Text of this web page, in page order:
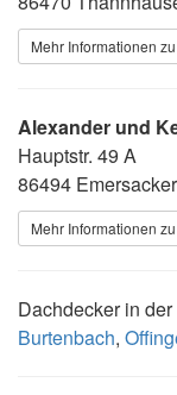
Mehr Informationen
Alexander und
Hauptstr. 49 A
86494 Emersacker
Mehr Informationen
Dachdecker in
Burtenbach,